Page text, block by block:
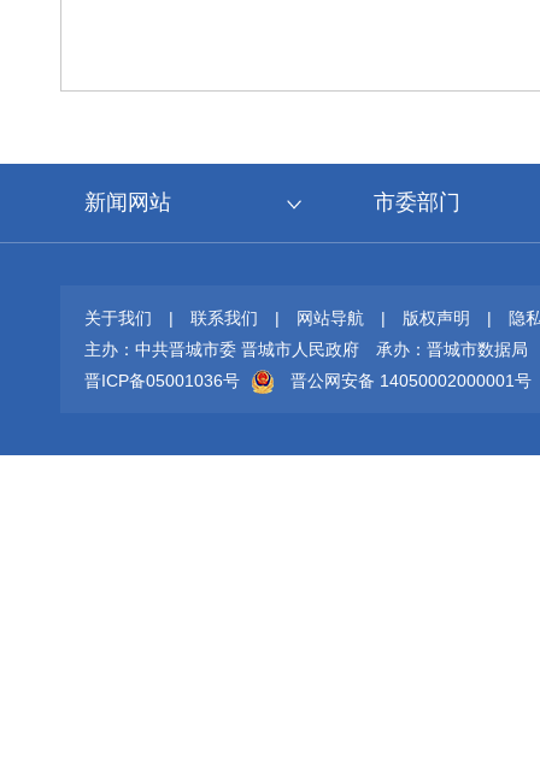
新闻网站 市委部门
关于我们 | 联系我们 | 网站导航 | 版权声明 |
隐
主办：中共晋城市委 晋城市人民政府
承办：晋城市数据局
晋ICP备05001036号
晋公网安备 14050002000001号